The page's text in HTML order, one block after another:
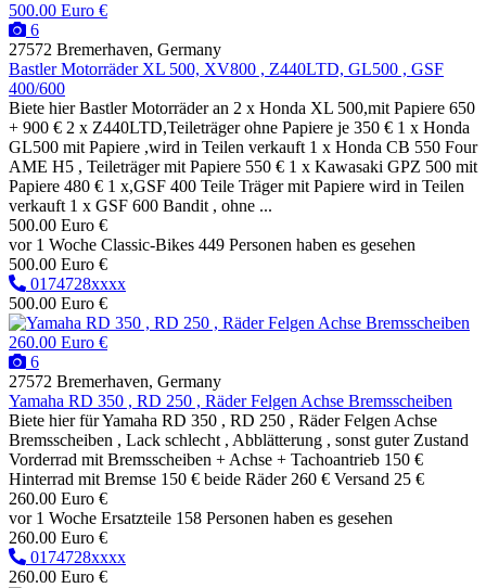
500.00 Euro €
6
27572 Bremerhaven, Germany
Bastler Motorräder XL 500, XV800 , Z440LTD, GL500 , GSF
400/600
Biete hier Bastler Motorräder an 2 x Honda XL 500,mit Papiere 650
+ 900 € 2 x Z440LTD,Teileträger ohne Papiere je 350 € 1 x Honda
GL500 mit Papiere ,wird in Teilen verkauft 1 x Honda CB 550 Four
AME H5 , Teileträger mit Papiere 550 € 1 x Kawasaki GPZ 500 mit
Papiere 480 € 1 x,GSF 400 Teile Träger mit Papiere wird in Teilen
verkauft 1 x GSF 600 Bandit , ohne ...
500.00 Euro €
vor 1 Woche Classic-Bikes 449 Personen haben es gesehen
500.00 Euro €
0174728xxxx
500.00 Euro €
260.00 Euro €
6
27572 Bremerhaven, Germany
Yamaha RD 350 , RD 250 , Räder Felgen Achse Bremsscheiben
Biete hier für Yamaha RD 350 , RD 250 , Räder Felgen Achse
Bremsscheiben , Lack schlecht , Abblätterung , sonst guter Zustand
Vorderrad mit Bremsscheiben + Achse + Tachoantrieb 150 €
Hinterrad mit Bremse 150 € beide Räder 260 € Versand 25 €
260.00 Euro €
vor 1 Woche Ersatzteile 158 Personen haben es gesehen
260.00 Euro €
0174728xxxx
260.00 Euro €